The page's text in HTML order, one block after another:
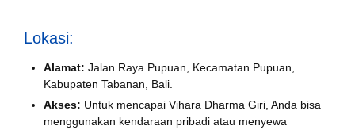
Lokasi:
Alamat: Jalan Raya Pupuan, Kecamatan Pupuan,
Kabupaten Tabanan, Bali.
Akses: Untuk mencapai Vihara Dharma Giri, Anda bisa
menggunakan kendaraan pribadi atau menyewa